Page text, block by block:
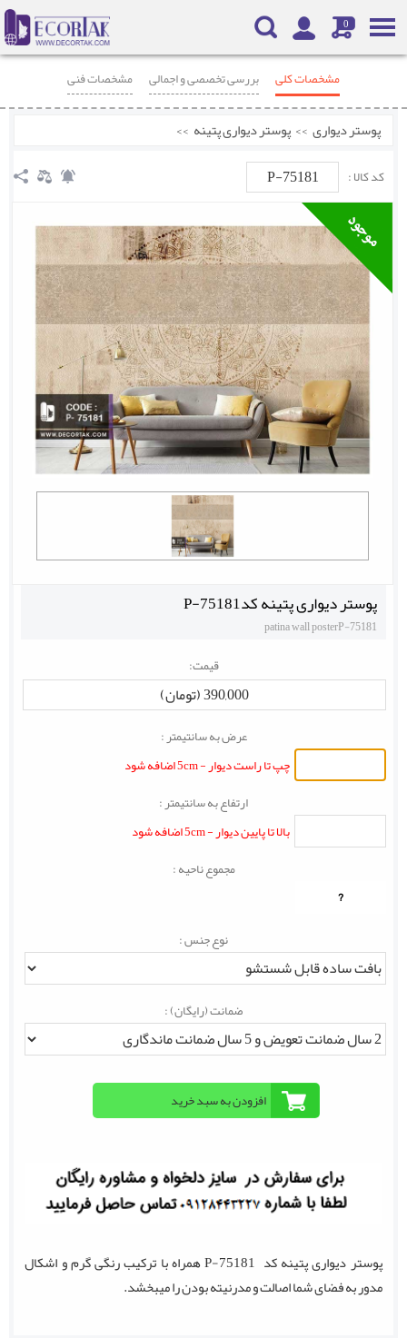
0
مشخصات کلی بررسی تخصصی و اجمالی
مشخصات فنی
محصولات مرتبط
پوستر دیواری >> پوستر دیواری پتینه >>
کد کالا : P-75181
پوستر دیواری پتینه کدP-75181
patina wall posterP-75181
قیمت:
390,000 (تومان)
عرض به سانتیمتر :
چپ تا راست دیوار - 5cm اضافه شود
ارتفاع به سانتیمتر :
بالا تا پایین دیوار - 5cm اضافه شود
مجموع ناحیه :
?
نوع جنس :
ضمانت (رایگان) :
پوستر دیواری پتینه کد P-75181 همراه با ترکیب رنگی گرم و اشکال
مدور به فضای شما اصالت و مدرنیته بودن را میبخشد.